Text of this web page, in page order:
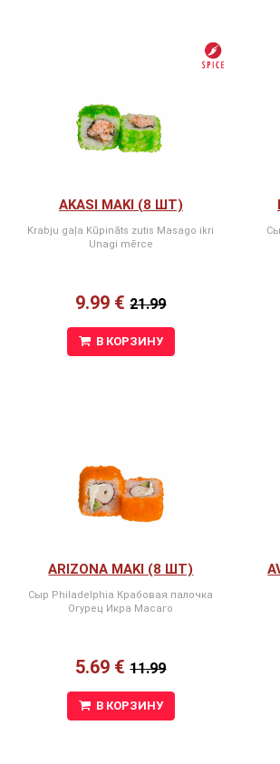
AKASI MAKI (8 ШТ)
Krabju gaļa Kūpināts zutis Masago ikri
Unagi mērce
9.99 €21.99
В КОРЗИНУ
ARIZONA MAKI (8 ШТ)
Сыр Philadelphia Крабовая палочка
Огурец Икра Масаго
5.69 €11.99
В КОРЗИНУ